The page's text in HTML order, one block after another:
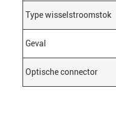
Type wisselstroomstok
Geval
Optische connector